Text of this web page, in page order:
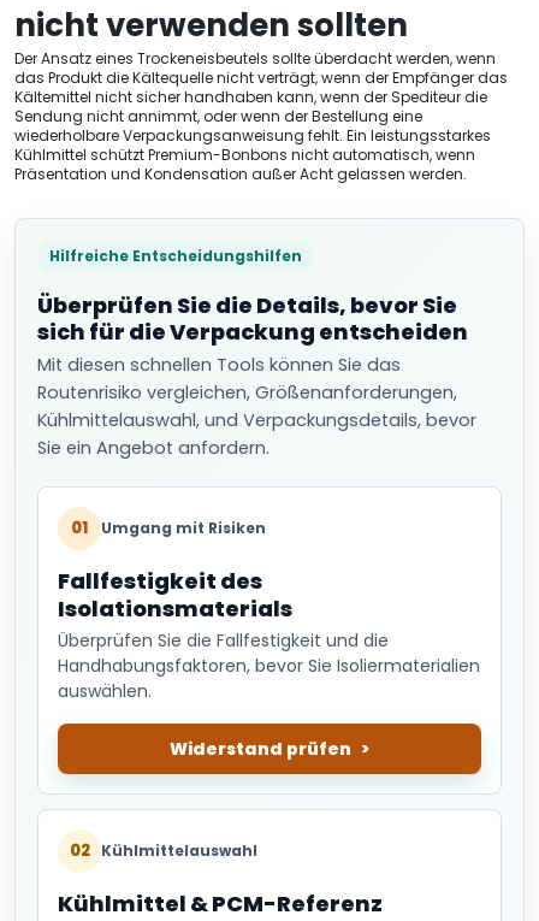
nicht verwenden sollten
Der Ansatz eines Trockeneisbeutels sollte überdacht werden, wenn
das Produkt die Kältequelle nicht verträgt, wenn der Empfänger das
Kältemittel nicht sicher handhaben kann, wenn der Spediteur die
Sendung nicht annimmt, oder wenn der Bestellung eine
wiederholbare Verpackungsanweisung fehlt. Ein leistungsstarkes
Kühlmittel schützt Premium-Bonbons nicht automatisch, wenn
Präsentation und Kondensation außer Acht gelassen werden.
Hilfreiche Entscheidungshilfen
Überprüfen Sie die Details, bevor Sie
sich für die Verpackung entscheiden
Mit diesen schnellen Tools können Sie das
Routenrisiko vergleichen, Größenanforderungen,
Kühlmittelauswahl, und Verpackungsdetails, bevor
Sie ein Angebot anfordern.
01 Umgang mit Risiken
Fallfestigkeit des
Isolationsmaterials
Überprüfen Sie die Fallfestigkeit und die
Handhabungsfaktoren, bevor Sie Isoliermaterialien
auswählen.
Widerstand prüfen
02 Kühlmittelauswahl
Kühlmittel & PCM-Referenz